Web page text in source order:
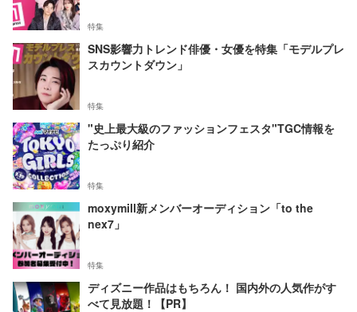
特集
SNS影響力トレンド俳優・女優を特集「モデルプレ
スカウントダウン」
特集
"史上最大級のファッションフェスタ"TGC情報を
たっぷり紹介
特集
moxymill新メンバーオーディション「to the
nex7」
特集
ディズニー作品はもちろん！ 国内外の人気作がす
べて見放題！【PR】